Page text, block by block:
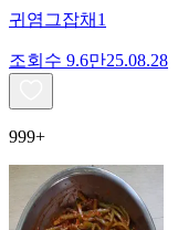
귀염그잡채1
조회수 9.6만25.08.28
999+